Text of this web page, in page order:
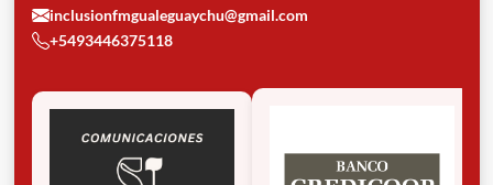
inclusionfmgualeguaychu@gmail.com
+5493446375118